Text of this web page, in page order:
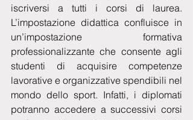
iscriversi a tutti i corsi di laurea.
L’impostazione didattica confluisce in
un’impostazione formativa
professionalizzante che consente agli
studenti di acquisire competenze
lavorative e organizzative spendibili nel
mondo dello sport. Infatti, i diplomati
potranno accedere a successivi corsi